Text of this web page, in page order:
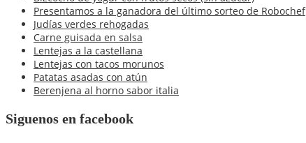
Presentamos a la ganadora del último sorteo de Robochef
Judías verdes rehogadas
Carne guisada en salsa
Lentejas a la castellana
Lentejas con tacos morunos
Patatas asadas con atún
Berenjena al horno sabor italia
Siguenos en facebook